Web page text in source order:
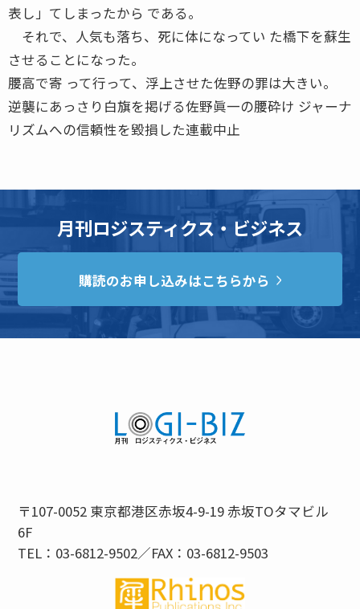
表し」てしまったから である。
それで、人気も落ち、死に体になってい た橋下を蘇生
させることになった。
腰高で寄 って行って、浮上させた佐野の罪は大きい。
逆襲にあっさり白旗を掲げる佐野眞一の腰砕け ジャーナ
リズムへの信頼性を毀損した連載中止
月刊ロジスティクス・ビジネス
購読のお申し込みはこちらから
〒107-0052 東京都港区赤坂4-9-19 赤坂TOタマビル
6F
TEL：03-6812-9502／FAX：03-6812-9503